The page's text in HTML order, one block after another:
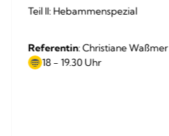
Teil II: Hebammenspezial
Referentin: Christiane Waßmer
18 - 19.30 Uhr